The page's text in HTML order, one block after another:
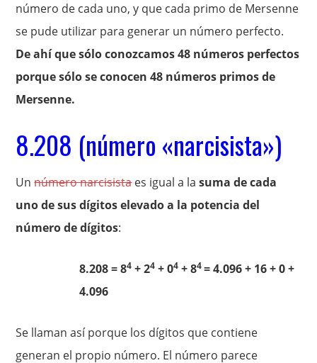
número de cada uno, y que cada primo de Mersenne
se pude utilizar para generar un número perfecto.
De ahí que sólo conozcamos 48 números perfectos
porque sólo se conocen 48 números primos de
Mersenne.
8.208 (número «narcisista»)
Unnúmero narcisistaes igual a lasuma de cada
uno de sus dígitos elevado a la potencia del
número de dígitos:
8.208 = 84 + 24 + 04 + 84= 4.096 + 16 + 0 +
4.096
Se llaman así porque los dígitos que contiene
generan el propio número. El número parece